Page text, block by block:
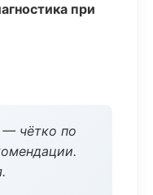
при
чётко по